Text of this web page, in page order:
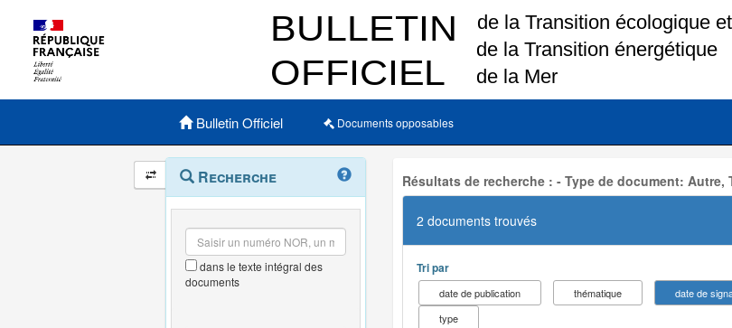
Menu principal
Bulletin Officiel Documents opposables
Navigation
et
outils
annexes
Menu
contextuel
Recherche
dans le texte intégral des
documents
Résultats de recherche : - Type de document:
2 documents trouvés
Tri par
date de publication thématique
date de
type